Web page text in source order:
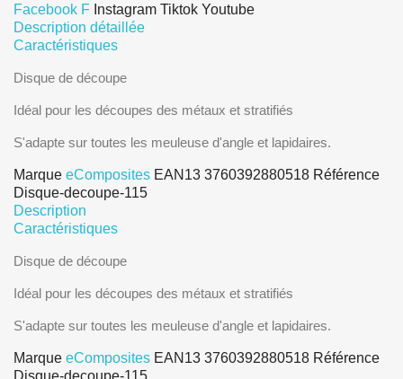
Facebook F Instagram Tiktok Youtube
Description détaillée
Caractéristiques
Disque de découpe
Idéal pour les découpes des métaux et stratifiés
S'adapte sur toutes les meuleuse d'angle et lapidaires.
Marque eComposites EAN13 3760392880518 Référence
Disque-decoupe-115
Description
Caractéristiques
Disque de découpe
Idéal pour les découpes des métaux et stratifiés
S'adapte sur toutes les meuleuse d'angle et lapidaires.
Marque eComposites EAN13 3760392880518 Référence
Disque-decoupe-115